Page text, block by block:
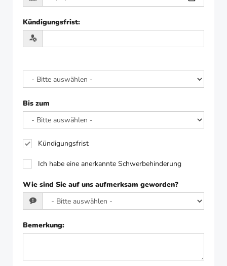
Kündigungsfrist:
Bis zum
Kündigungsfrist
Ich habe eine anerkannte Schwerbehinderung
Wie sind Sie auf uns aufmerksam geworden?
Bemerkung: